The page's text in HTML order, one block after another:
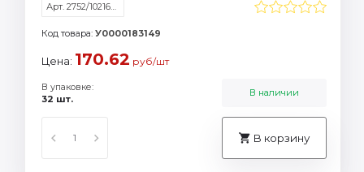
Арт. 2752/1021605
Код товара: У0000183149
Цена: 170.62 руб/шт
В упаковке:
32 шт.
В наличии
В корзину